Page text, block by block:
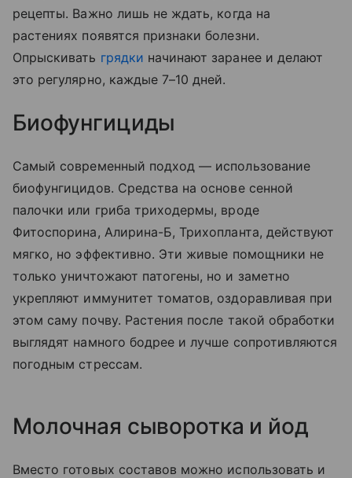
рецепты. Важно лишь не ждать, когда на
растениях появятся признаки болезни.
Опрыскивать грядки начинают заранее и делают
это регулярно, каждые 7–10 дней.
Биофунгициды
Самый современный подход — использование
биофунгицидов. Средства на основе сенной
палочки или гриба триходермы, вроде
Фитоспорина, Алирина-Б, Трихопланта, действуют
мягко, но эффективно. Эти живые помощники не
только уничтожают патогены, но и заметно
укрепляют иммунитет томатов, оздоравливая при
этом саму почву. Растения после такой обработки
выглядят намного бодрее и лучше сопротивляются
погодным стрессам.
Молочная сыворотка и йод
Вместо готовых составов можно использовать и